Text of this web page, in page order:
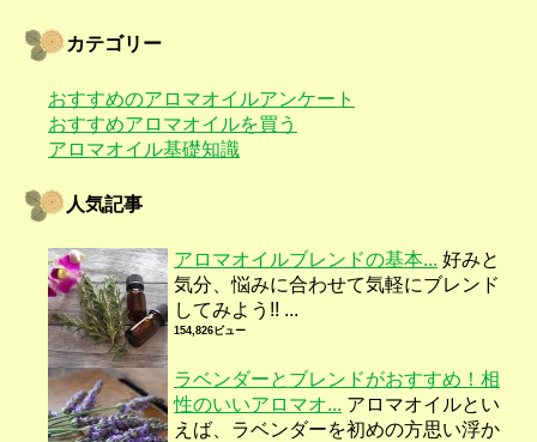
カテゴリー
おすすめのアロマオイルアンケート
おすすめアロマオイルを買う
アロマオイル基礎知識
人気記事
アロマオイルブレンドの基本... 好みと
気分、悩みに合わせて気軽にブレンド
してみよう!! ...
154,826ビュー
ラベンダーとブレンドがおすすめ！相
性のいいアロマオ... アロマオイルとい
えば、ラベンダーを初めの方思い浮か